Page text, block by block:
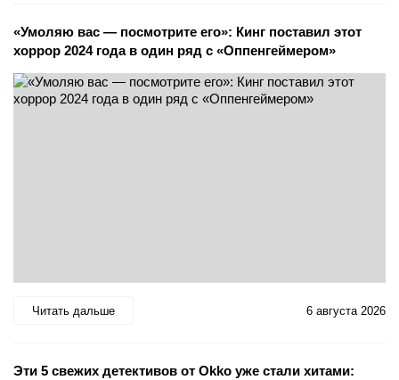
«Умоляю вас — посмотрите его»: Кинг поставил этот
хоррор 2024 года в один ряд с «Оппенгеймером»
Читать дальше 6 августа 2026
Эти 5 свежих детективов от Okko уже стали хитами: